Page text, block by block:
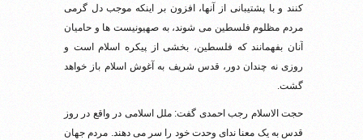
کنند و با پشتیبانی از آنها، افزون بر اینکه موجب دل گرمی
مردم مظلوم فلسطین می شوند، به صهیونیست ها و حامیان
آنان بفهمانند که فلسطین، بخشی از پیکره اسلام است و
روزی نه چندان دور، قدس شریف به آغوش اسلام باز خواهد
گشت.
حجت الاسلام رجب احمدی گفت: ملل اسلامی در واقع در روز
قدس به یک معنا ندای وحدت خود را سر می دهند. مردم جهان